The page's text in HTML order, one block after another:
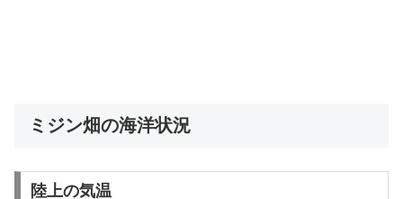
ミジン畑の海洋状況
陸上の気温